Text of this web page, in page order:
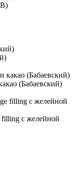
(Бабаевский)
с желейной